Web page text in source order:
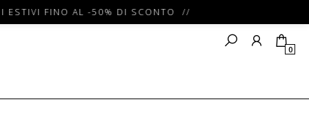
FINO AL -50% DI SCONTO //
0